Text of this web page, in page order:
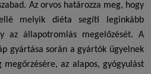
Az orvos határozza meg, hogy
melyik diéta segíti leginkább
az állapotromlás megelőzését. A
gyártása során a gyártók ügyelnek
az alapos, gyógyulást